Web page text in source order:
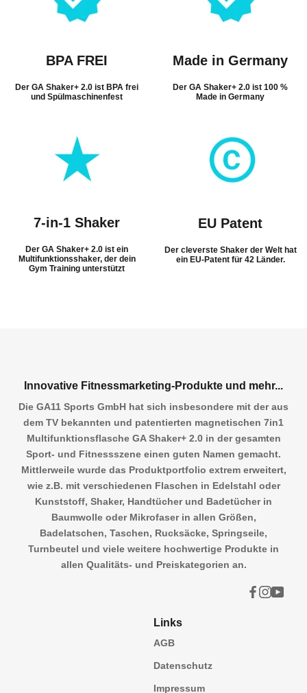
BPA FREI
Der GA Shaker+ 2.0 ist BPA frei
und Spülmaschinenfest
Made in Germany
Der GA Shaker+ 2.0 ist 100 %
Made in Germany
7-in-1 Shaker
Der GA Shaker+ 2.0 ist ein
Multifunktionsshaker, der dein
Gym Training unterstützt
EU Patent
Der cleverste Shaker der Welt hat
ein EU-Patent für 42 Länder.
Innovative Fitnessmarketing-Produkte und mehr...
Die GA11 Sports GmbH hat sich insbesondere mit der aus
dem TV bekannten und patentierten magnetischen 7in1
Multifunktionsflasche GA Shaker+ 2.0 in der gesamten
Sport- und Fitnessszene einen guten Namen gemacht.
Mittlerweile wurde das Produktportfolio extrem erweitert,
wie z.B. mit verschiedenen Flaschen in Edelstahl oder
Kunststoff, Shaker, Handtücher und Badetücher in
Baumwolle oder Mikrofaser in allen Größen,
Badelatschen, Taschen, Rucksäcke, Springseile,
Turnbeutel und viele weitere hochwertige Produkte in
allen Qualitäts- und Preiskategorien an.
Links
AGB
Datenschutz
Impressum